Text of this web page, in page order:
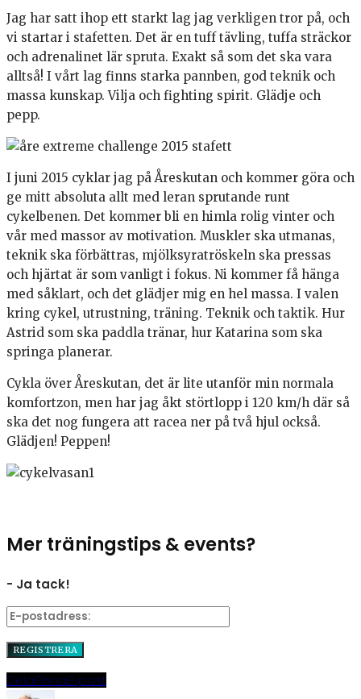
Jag har satt ihop ett starkt lag jag verkligen tror på, och
vi startar i stafetten. Det är en tuff tävling, tuffa sträckor
och adrenalinet lär spruta. Exakt så som det ska vara
alltså! I vårt lag finns starka pannben, god teknik och
massa kunskap. Vilja och fighting spirit. Glädje och
pepp.
I juni 2015 cyklar jag på Åreskutan och kommer göra och
ge mitt absoluta allt med leran sprutande runt
cykelbenen. Det kommer bli en himla rolig vinter och
vår med massor av motivation. Muskler ska utmanas,
teknik ska förbättras, mjölksyratröskeln ska pressas
och hjärtat är som vanligt i fokus. Ni kommer få hänga
med såklart, och det glädjer mig en hel massa. I valen
kring cykel, utrustning, träning. Teknik och taktik. Hur
Astrid som ska paddla tränar, hur Katarina som ska
springa planerar.
Cykla över Åreskutan, det är lite utanför min normala
komfortzon, men har jag åkt störtlopp i 120 km/h där så
ska det nog fungera att racea ner på två hjul också.
Glädjen! Peppen!
Mer träningstips & events?
- Ja tack!
DelaPinnaE-post